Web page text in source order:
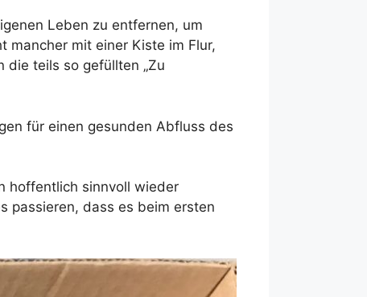
Leben zu entfernen, um
mancher mit einer Kiste im Flur,
die teils so gefüllten „Zu
für einen gesunden Abfluss des
hoffentlich sinnvoll wieder
passieren, dass es beim ersten